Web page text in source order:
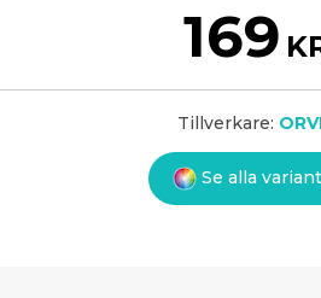
169
Tillverkare:
Se alla